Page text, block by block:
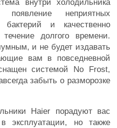
внутри холодильника
появление неприятных
и качественно
долгого времени.
и не будет издавать
вам в повседневной
системой No Frost,
забыть о разморозке
Haier порадуют вас
эксплуатации, но также